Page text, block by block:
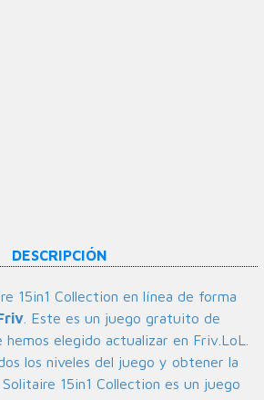
DESCRIPCIÓN
15in1 Collection en línea de forma
. Este es un juego gratuito de
elegido actualizar en Friv.LoL.
los niveles del juego y obtener la
15in1 Collection es un juego